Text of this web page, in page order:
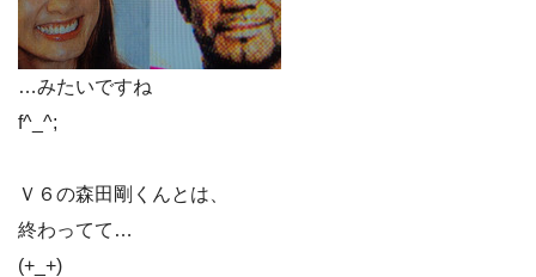
…みたいですね
f^_^;
Ｖ６の森田剛くんとは、
終わってて…
(+_+)